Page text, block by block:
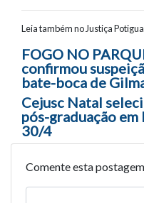
Leia também no Justiça
Navegação
FOGO NO
confirmou
bate-boca de
Cejusc Natal
pós-graduação
30/4
Comente esta